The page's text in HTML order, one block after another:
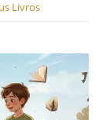
Livros